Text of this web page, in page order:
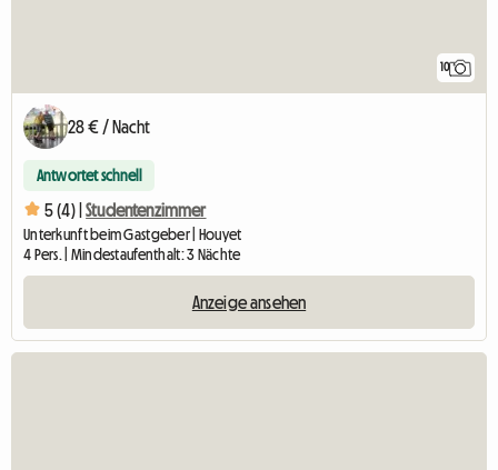
10
28 € / Nacht
Antwortet schnell
5 (4) | Studentenzimmer
Unterkunft beim Gastgeber | Houyet
4 Pers. | Mindestaufenthalt: 3 Nächte
Anzeige ansehen